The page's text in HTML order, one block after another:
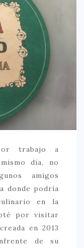
trabajo a
día, no
amigos
donde podría
en la
por visitar
en 2013
de su